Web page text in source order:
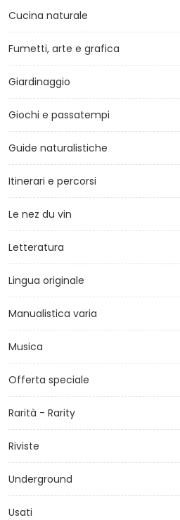
Cucina naturale
Fumetti, arte e grafica
Giardinaggio
Giochi e passatempi
Guide naturalistiche
Itinerari e percorsi
Le nez du vin
Letteratura
Lingua originale
Manualistica varia
Musica
Offerta speciale
Rarità - Rarity
Riviste
Underground
Usati